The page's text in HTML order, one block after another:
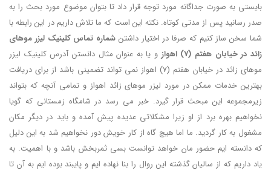
بایستی به صورت جداگانه مورد توجه قرار داد تا بتوان موضوع مورد بحث را به
صدر رسانید پس از مدتی کوتاه. نکته این است که ما تلاش داریم در این رابطه با
شما سخن ساز کنیم که صرفا در اختیار داشتن شماره تماس کلینیک لیزر موهای
زائد در خیابان هفتم (7) اهواز
و یا به عنوان مثال دانستن آدرس کلینیک لیزر
موهای زائد در خیابان هفتم (7) اهواز نمی تواند تضمینی باشد از برای دریافت
بهترین خدمات ممکن در مورد لیزر موهای زائد اهواز و تمامی آنچه که بتواند
زیرمجموعه این مبحث قرار گیرد. خبر می رسد در شامگاه زمستانی که گویا
نخواهیم بهره برد از او زیرا مشکلاتی عدیده پیش آمده و باید در دیگر مکان
مشغول به کار گردید. ما اما هیچ گاه از کار خویش دور نخواهیم شد به این دلیل
که دانسته ایم حضور مان خواهد توانست بسی ثمربخش باشد و با اهمیت. به
یاد داریم که از سالیان گذشته این روال را بنا نهاده ایم و پایبند بوده ایم به آن تا